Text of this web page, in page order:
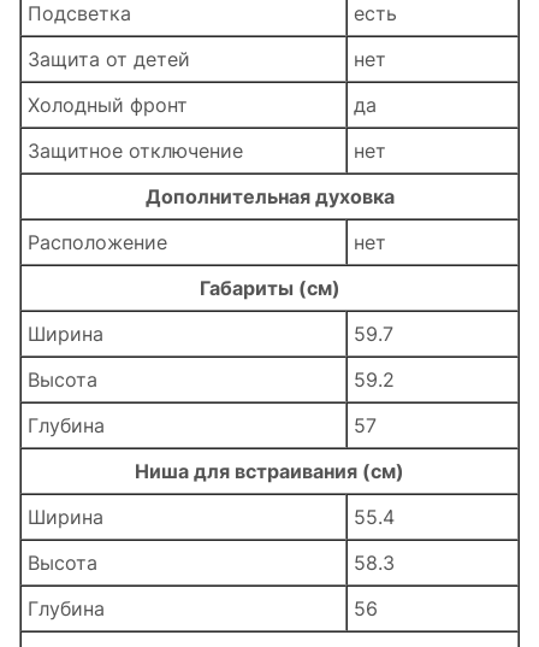
Подсветка
есть
Защита от детей
нет
Холодный фронт
да
Защитное отключение
нет
Дополнительная духовка
Расположение
нет
Габариты (см)
Ширина
59.7
Высота
59.2
Глубина
57
Ниша для встраивания (см)
Ширина
55.4
Высота
58.3
Глубина
56